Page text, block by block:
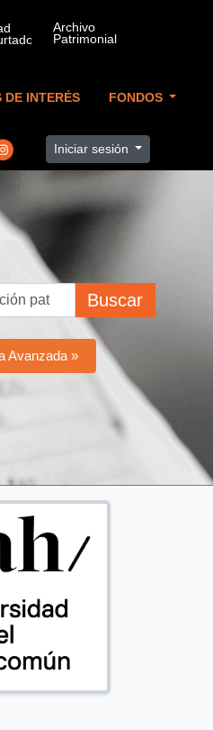
DE INTERÉS FONDOS
Iniciar sesión
Buscar
Avanzada »